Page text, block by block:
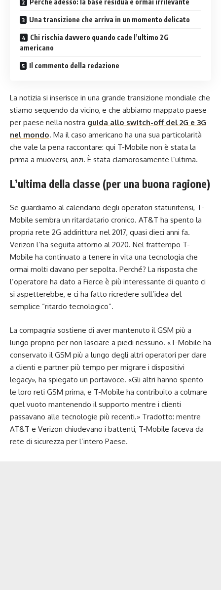
Una transizione che arriva in un momento delicato
Chi rischia davvero quando cade l’ultimo 2G
americano
Il commento della redazione
La notizia si inserisce in una grande transizione mondiale che
stiamo seguendo da vicino, e che abbiamo mappato paese
per paese nella nostra guida allo switch-off del 2G e 3G
nel mondo. Ma il caso americano ha una sua particolarità
che vale la pena raccontare: qui T-Mobile non è stata la
prima a muoversi, anzi. È stata clamorosamente l’ultima.
L’ultima della classe (per una buona ragione)
Se guardiamo al calendario degli operatori statunitensi, T-
Mobile sembra un ritardatario cronico. AT&T ha spento la
propria rete 2G addirittura nel 2017, quasi dieci anni fa.
Verizon l’ha seguita attorno al 2020. Nel frattempo T-
Mobile ha continuato a tenere in vita una tecnologia che
ormai molti davano per sepolta. Perché? La risposta che
l’operatore ha dato a Fierce è più interessante di quanto ci
si aspetterebbe, e ci ha fatto ricredere sull’idea del
semplice “ritardo tecnologico”.
La compagnia sostiene di aver mantenuto il GSM più a
lungo proprio per non lasciare a piedi nessuno. «T-Mobile ha
conservato il GSM più a lungo degli altri operatori per dare
a clienti e partner più tempo per migrare i dispositivi
legacy», ha spiegato un portavoce. «Gli altri hanno spento
le loro reti GSM prima, e T-Mobile ha contribuito a colmare
quel vuoto mantenendo il supporto mentre i clienti
passavano alle tecnologie più recenti.» Tradotto: mentre
AT&T e Verizon chiudevano i battenti, T-Mobile faceva da
rete di sicurezza per l’intero Paese.